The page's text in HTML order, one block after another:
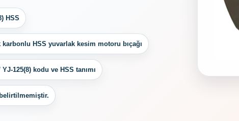
HSS
karbonlu HSS yuvarlak kesim motoru bıçağı
125(8) kodu ve HSS tanımı